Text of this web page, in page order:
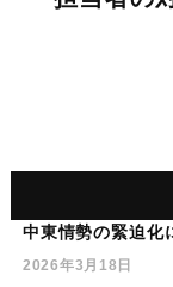
中東情勢の緊迫化
2026年3月18日